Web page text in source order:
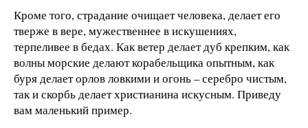
Кроме того, страдание очищает человека, делает его
тверже в вере, мужественнее в искушениях,
терпеливее в бедах. Как ветер делает дуб крепким, как
волны морские делают корабельщика опытным, как
буря делает орлов ловкими и огонь – серебро чистым,
так и скорбь делает христианина искусным. Приведу
вам маленький пример.